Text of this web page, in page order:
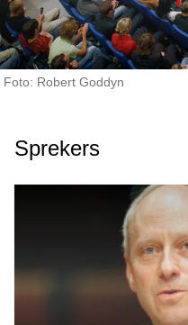
Foto: Robert Goddyn
Sprekers